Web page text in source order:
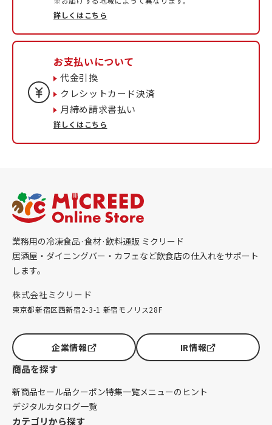
詳しくはこちら
お支払いについて
代金引換
クレシットカード決済
月締め請求書払い
詳しくはこちら
業務用の冷凍食品·食材·飲料通販 ミクリード
居酒屋・ダイニングバー・カフェなど飲食店の仕入れをサポート
します。
株式会社ミクリード
東京都新宿区西新宿2-3-1 新宿モノリス28F
企業情報 IR情報
商品を探す
新商品セール品クーポン特集一覧メニューのヒント
デジタルカタログ一覧
カテゴリから探す